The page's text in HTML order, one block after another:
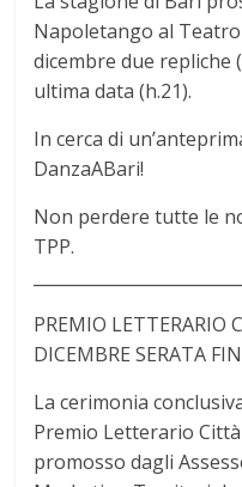
Napoletango al
dicembre due repliche
ultima data (h.21).
In cerca di
DanzaABari!
Non perdere tutte le
TPP.
PREMIO LETTERARIO
DICEMBRE SERATA
La cerimonia
Premio Letterario
promosso dagli